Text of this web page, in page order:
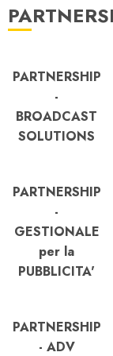
PARTNERSHIP
-
BROADCAST
SOLUTIONS
PARTNERSHIP
-
GESTIONALE
per la
PUBBLICITA'
PARTNERSHIP
- ADV